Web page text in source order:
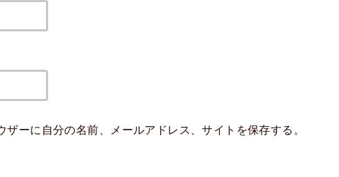
ーに自分の名前、メールアドレス、サイトを保存する。